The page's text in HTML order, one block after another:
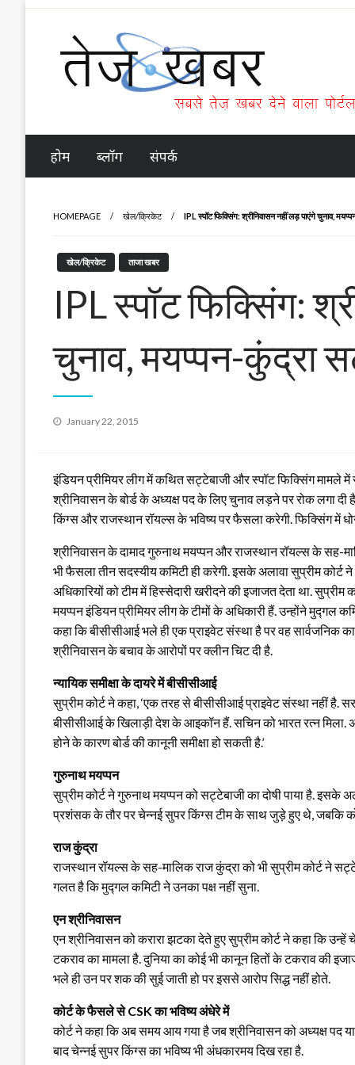
Tez Khabar
होम ब्लॉग संपर्क
HOMEPAGE खेल/क्रिकेट IPL स्पॉट फिक्सिंग: श्रीनिवासन नहीं लड़ पाएंगे चुनाव,
खेल/क्रिकेट ताजा खबर
IPL स्पॉट फिक्सिंग:
चुनाव, मयप्पन-कुंद्रा
Posted
January 22, 2015
इंडियन प्रीमियर लीग में कथित सट्टेबाजी और स्पॉट फिक्सिंग मामले में
श्रीनिवासन के बोर्ड के अध्यक्ष पद के लिए चुनाव लड़ने पर रोक लगा
किंग्स और राजस्थान रॉयल्स के भविष्य पर फैसला करेगी.फिक्सिंग में
श्रीनिवासन के दामाद गुरुनाथ मयप्पन और राजस्थान रॉयल्स के सह-
भी फैसला तीन सदस्यीय कमिटी ही करेगी. इसके अलावा सुप्रीम कोर्ट
अधिकारियों को टीम में हिस्सेदारी खरीदने की इजाजत देता था.
मयप्पन इंडियन प्रीमियर लीग के टीमों के अधिकारी हैं. उन्होंने मुद्गल
कहा कि बीसीसीआई भले ही एक प्राइवेट संस्था है पर वह सार्वजनिक
श्रीनिवासन के बचाव के आरोपों पर क्लीन चिट दी है.
न्यायिक समीक्षा के दायरे में बीसीसीआई
सुप्रीम कोर्ट ने कहा, ‘एक तरह से बीसीसीआई प्राइवेट संस्था नहीं है.
बीसीसीआई के खिलाड़ी देश के आइकॉन हैं. सचिन को भारत रत्न मिला.
होने के कारण बोर्ड की कानूनी समीक्षा हो सकती है.’
गुरुनाथ मयप्पन
सुप्रीम कोर्ट ने गुरुनाथ मयप्पन को सट्टेबाजी का दोषी पाया है. इसके
प्रशंसक के तौर पर चेन्नई सुपर किंग्स टीम के साथ जुड़े हुए थे, जबकि
राज कुंद्रा
राजस्थान रॉयल्स के सह-मालिक राज कुंद्रा को भी सुप्रीम कोर्ट ने
गलत है कि मुद्गल कमिटी ने उनका पक्ष नहीं सुना.
एन श्रीनिवासन
एन श्रीनिवासन को करारा झटका देते हुए सुप्रीम कोर्ट ने कहा कि
टकराव का मामला है. दुनिया का कोई भी कानून हितों के टकराव की
भले ही उन पर शक की सुई जाती हो पर इससे आरोप सिद्ध नहीं होते.
कोर्ट के फैसले से CSK का भविष्य अंधेरे में
कोर्ट ने कहा कि अब समय आय गया है जब श्रीनिवासन को अध्यक्ष पद
बाद चेन्नई सुपर किंग्स का भविष्य भी अंधकारमय दिख रहा है.